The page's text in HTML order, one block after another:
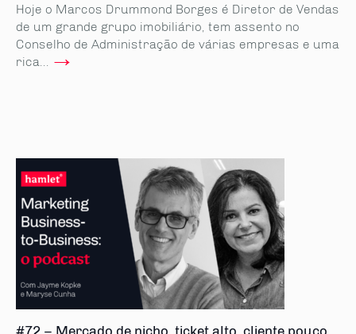
Hoje o Marcos Drummond Borges é Diretor de Vendas
de um grande grupo imobiliário, tem assento no
Conselho de Administração de várias empresas e uma
rica...→
#72 – Mercado de nicho, ticket alto, cliente pouco